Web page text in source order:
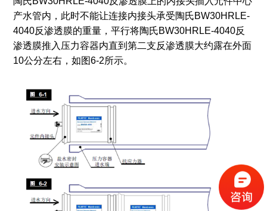
产水管内，此时不能让连接内接头承受陶氏BW30HRLE-
4040反渗透膜的重量，平行将陶氏BW30HRLE-4040反
渗透膜推入压力容器内直到第二支反渗透膜大约露在外面
10公分左右，如图6-2所示。